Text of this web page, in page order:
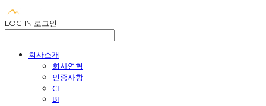
LOG IN 로그인
회사소개
회사연혁
인증사항
CI
BI